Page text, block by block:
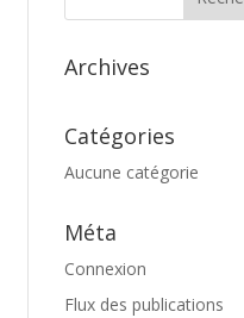
Archives
Catégories
Aucune catégorie
Méta
Connexion
Flux des publications